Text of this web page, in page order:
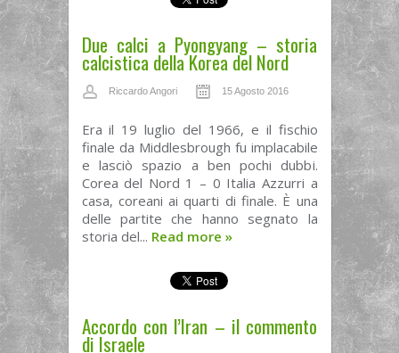
Due calci a Pyongyang – storia
calcistica della Korea del Nord
Riccardo Angori 15 Agosto 2016
Era il 19 luglio del 1966, e il fischio
finale da Middlesbrough fu implacabile
e lasciò spazio a ben pochi dubbi.
Corea del Nord 1 – 0 Italia Azzurri a
casa, coreani ai quarti di finale. È una
delle partite che hanno segnato la
storia del... Read more »
Accordo con l’Iran – il commento
di Israele